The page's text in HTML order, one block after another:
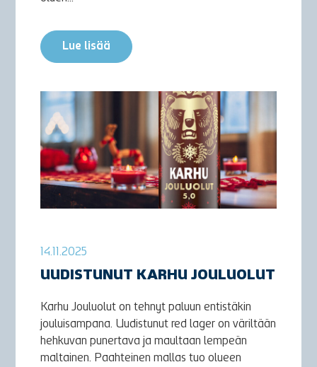
Lue lisää
14.11.2025
UUDISTUNUT KARHU JOULUOLUT
Karhu Jouluolut on tehnyt paluun entistäkin
jouluisampana. Uudistunut red lager on väriltään
hehkuvan punertava ja maultaan lempeän
maltainen. Paahteinen mallas tuo olueen